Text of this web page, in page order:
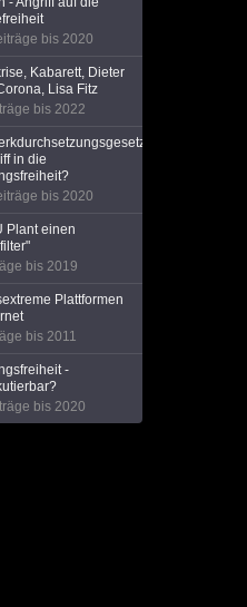
bis 2020
Kabarett, Dieter
Lisa Fitz
bis 2022
in die
bis 2020
Plant einen
bis 2019
Plattformen
bis 2011
-
bis 2020